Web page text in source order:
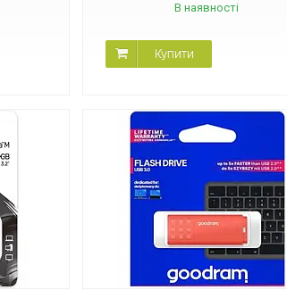
В наявності
Купити